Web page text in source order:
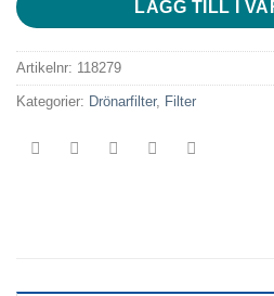
LÄGG TILL I
Artikelnr: 118279
Kategorier: Drönarfilter, Filter